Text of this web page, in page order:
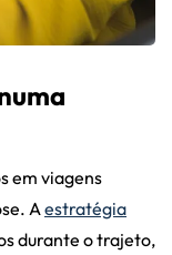
em viagens
A estratégia
durante o trajeto,